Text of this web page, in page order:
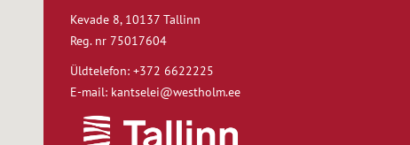
Kevade 8, 10137 Tallinn
Reg. nr 75017604
Üldtelefon: +372 6622225
E-mail: kantselei@westholm.ee